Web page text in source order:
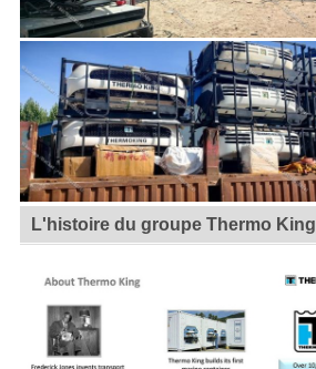
L'histoire du groupe Thermo King